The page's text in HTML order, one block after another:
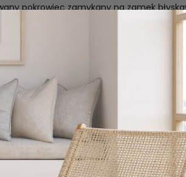
pokrowiec zamykany na zamek
wykonany z przyjemnej w dotyku tkaniny
piankę poliuretanową odporną na
torbę z uchwytem, dzięki czemu
oraz przechować.